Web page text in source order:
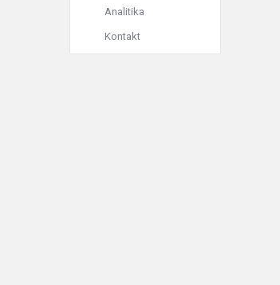
Analitika
Kontakt